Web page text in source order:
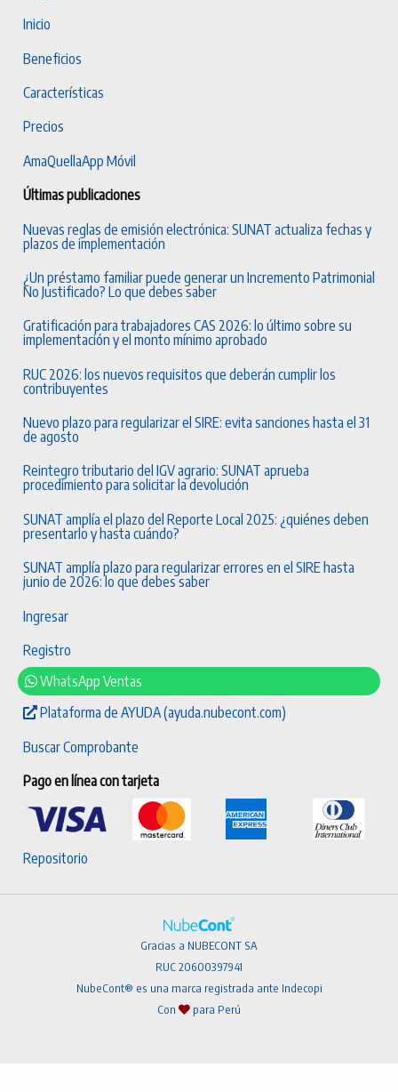
Inicio
Beneficios
Características
Precios
AmaQuellaApp Móvil
Últimas publicaciones
Nuevas reglas de emisión electrónica: SUNAT actualiza fechas y
plazos de implementación
¿Un préstamo familiar puede generar un Incremento Patrimonial
No Justificado? Lo que debes saber
Gratificación para trabajadores CAS 2026: lo último sobre su
implementación y el monto mínimo aprobado
RUC 2026: los nuevos requisitos que deberán cumplir los
contribuyentes
Nuevo plazo para regularizar el SIRE: evita sanciones hasta el 31
de agosto
Reintegro tributario del IGV agrario: SUNAT aprueba
procedimiento para solicitar la devolución
SUNAT amplía el plazo del Reporte Local 2025: ¿quiénes deben
presentarlo y hasta cuándo?
SUNAT amplía plazo para regularizar errores en el SIRE hasta
junio de 2026: lo que debes saber
Ingresar
Registro
WhatsApp Ventas
Plataforma de AYUDA (ayuda.nubecont.com)
Buscar Comprobante
Pago en línea con tarjeta
Repositorio
Gracias a NUBECONT SA
RUC 20600397941
NubeCont® es una marca registrada ante Indecopi
Con
para Perú